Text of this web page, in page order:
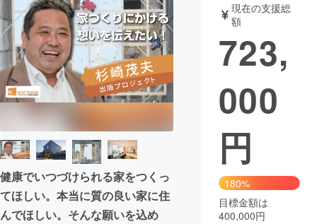
テクノロジー・ガジェット
映像・映画 書籍・雑誌
ビジネス・起業 チャレンジ
まちづくり・地域活性化
CAMPFIRE for Social Good
CAMPFIRE Creation
CAMPFIREふるさと納税machi-ya コミュニティ
健康でいつづけられる家をつくっ
てほしい。本当に質の良い家に住
んでほしい。そんな願いを込め
現在の支援総
額
723,
000
円
180%
目標金額は
400,000円